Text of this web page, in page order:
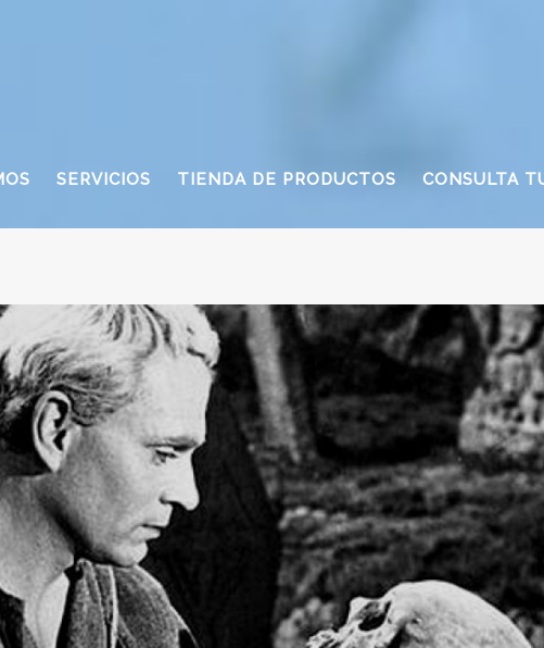
SERVICIOS TIENDA DE PRODUCTOS CONSULTA